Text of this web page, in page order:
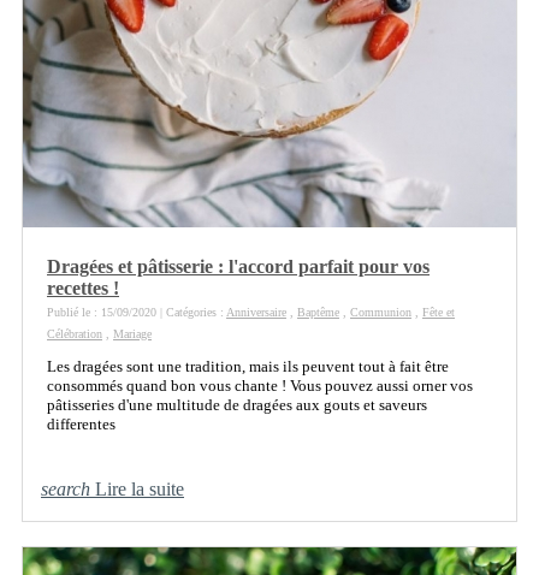
Dragées et pâtisserie : l'accord parfait pour vos
recettes !
Publié le : 15/09/2020 | Catégories : Anniversaire Baptême Communion
Fête et
Célébration
Mariage
Les dragées sont une tradition, mais ils peuvent tout à fait être
consommés quand bon vous chante ! Vous pouvez aussi orner vos
pâtisseries d'une multitude de dragées aux gouts et saveurs
differentes
search Lire la suite